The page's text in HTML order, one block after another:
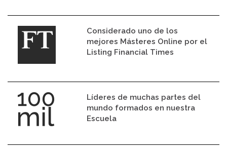
Considerado uno de los
mejores Másteres Online por el
Listing Financial Times
Líderes de muchas partes del
mundo formados en nuestra
Escuela